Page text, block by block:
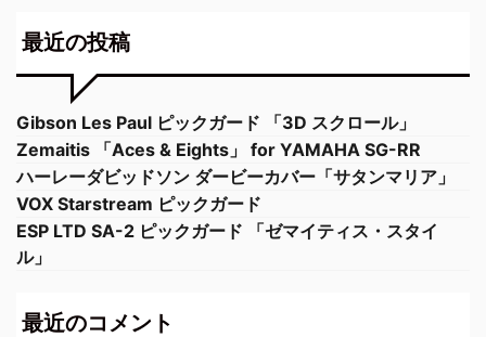
最近の投稿
Gibson Les Paul ピックガード 「3D スクロール」
Zemaitis 「Aces & Eights」 for YAMAHA SG-RR
ハーレーダビッドソン ダービーカバー「サタンマリア」
VOX Starstream ピックガード
ESP LTD SA-2 ピックガード 「ゼマイティス・スタイ
ル」
最近のコメント